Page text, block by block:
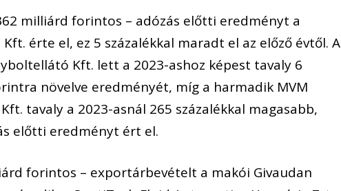
milliárd forintos – adózás előtti eredményt a
érte el, ez 5 százalékkal maradt el az előző évtől. A
Kft. lett a 2023-ashoz képest tavaly 6
növelve eredményét, míg a harmadik MVM
tavaly a 2023-asnál 265 százalékkal magasabb,
előtti eredményt ért el.
forintos – exportárbevételt a makói Givaudan